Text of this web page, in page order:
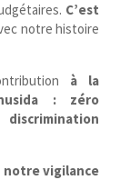
C’est
notre histoire
à la
: zéro
vigilance